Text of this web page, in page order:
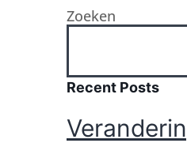
Zoeken
Recent Posts